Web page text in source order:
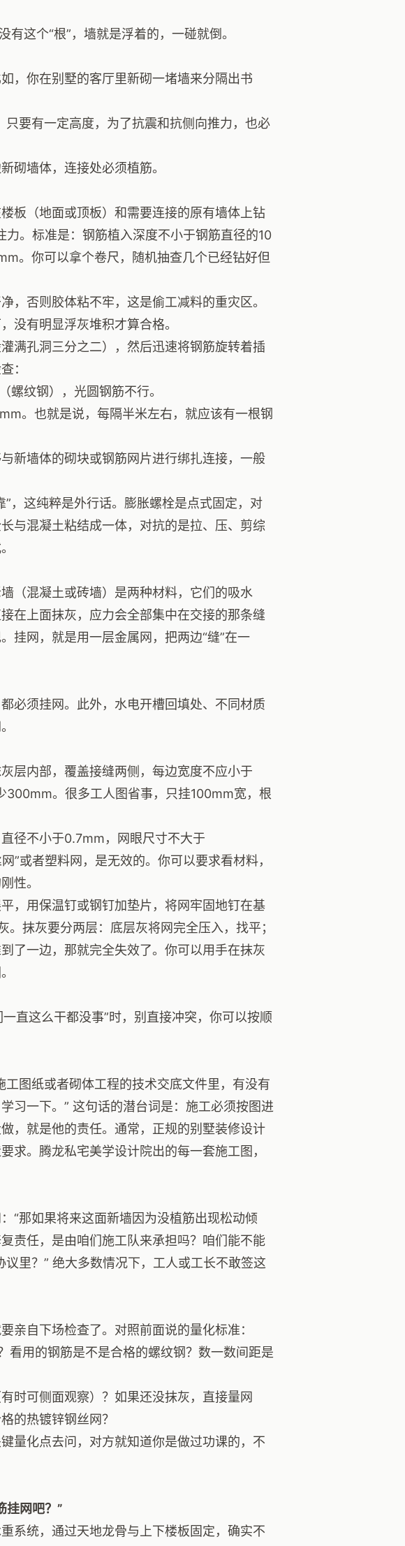
这个“根”，墙就是浮着的，一碰就倒。
，你在别墅的客厅里新砌一堵墙来分隔出书
只要有一定高度，为了抗震和抗侧向推力，也必
砌墙体，连接处必须植筋。
板（地面或顶板）和需要连接的原有墙体上钻
力。标准是：钢筋植入深度不小于钢筋直径的10
。你可以拿个卷尺，随机抽查几个已经钻好但
，否则胶体粘不牢，这是偷工减料的重灾区。
没有明显浮灰堆积才算合格。
满孔洞三分之二），然后迅速将钢筋旋转着插
：
纹钢），光圆钢筋不行。
。也就是说，每隔半米左右，就应该有一根钢
新墙体的砌块或钢筋网片进行绑扎连接，一般
，这纯粹是外行话。膨胀螺栓是点式固定，对
与混凝土粘结成一体，对抗的是拉、压、剪综
（混凝土或砖墙）是两种材料，它们的吸水
在上面抹灰，应力会全部集中在交接的那条缝
挂网，就是用一层金属网，把两边“缝”在一
必须挂网。此外，水电开槽回填处、不同材质
层内部，覆盖接缝两侧，每边宽度不应小于
。很多工人图省事，只挂100mm宽，根
径不小于0.7mm，网眼尺寸不大于
或者塑料网，是无效的。你可以要求看材料，
性。
，用保温钉或钢钉加垫片，将网牢固地钉在基
抹灰要分两层：底层灰将网完全压入，找平；
了一边，那就完全失效了。你可以用手在抹灰
直这么干都没事”时，别直接冲突，你可以按顺
图纸或者砌体工程的技术交底文件里，有没有
习一下。” 这句话的潜台词是：施工必须按图进
，就是他的责任。通常，正规的别墅装修设计
求。腾龙私宅美学设计院出的每一套施工图，
“那如果将来这面新墙因为没植筋出现松动倾
责任，是由咱们施工队来承担吗？咱们能不能
议里？” 绝大多数情况下，工人或工长不敢签这
亲自下场检查了。对照前面说的量化标准：
看用的钢筋是不是合格的螺纹钢？数一数间距是
时可侧面观察）？如果还没抹灰，直接量网
的热镀锌钢丝网？
量化点去问，对方就知道你是做过功课的，不
挂网吧？”
系统，通过天地龙骨与上下楼板固定，确实不